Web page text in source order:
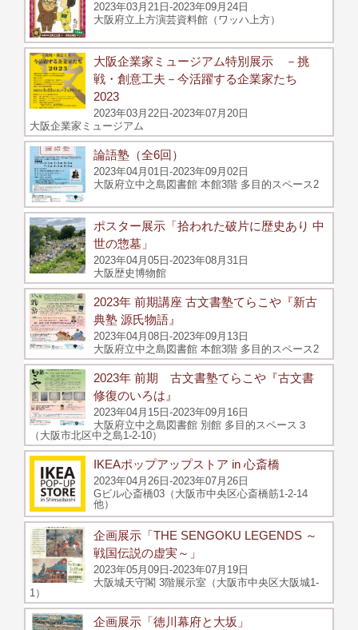
2023年03月21日-2023年09月24日
大阪府立上方演芸資料館（ワッハ上方）
大阪企業家ミュージアム特別展示 －挑
戦・創意工夫－今活躍する企業家たち
2023
2023年03月22日-2023年07月20日
大阪企業家ミュージアム
論語塾（全6回）
2023年04月01日-2023年09月02日
大阪府立中之島図書館 本館3階 多目的スペース2
ポスター展示「拾われた破片に歴史あり 中
世の惣墓」
2023年04月05日-2023年08月31日
大阪歴史博物館
2023年 前期講座 古文書塾てらこや『新古
典塾 源氏物語』
2023年04月08日-2023年09月13日
大阪府立中之島図書館 本館3階 多目的スペース2
2023年 前期 古文書塾てらこや『古文書
修復のいろは』
2023年04月15日-2023年09月16日
大阪府立中之島図書館 別館 多目的スペース３
（大阪市北区中之島1-2-10）
IKEAポップアップストア in 心斎橋
2023年04月26日-2023年07月26日
Gビル心斎橋03（大阪市中央区心斎橋筋1-2-14
他）
企画展示「THE SENGOKU LEGENDS ～
戦国伝説の虚実～」
2023年05月09日-2023年07月19日
大阪城天守閣 3階展示室（大阪市中央区大阪城1-
1）
企画展示「徳川幕府と大坂」